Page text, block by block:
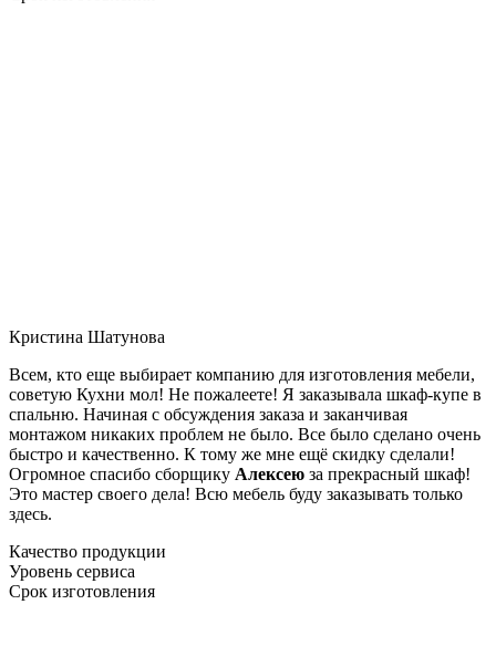
Кристина Шатунова
Всем, кто еще выбирает компанию для изготовления мебели,
советую Кухни мол! Не пожалеете! Я заказывала шкаф-купе в
спальню. Начиная с обсуждения заказа и заканчивая
монтажом никаких проблем не было. Все было сделано очень
быстро и качественно. К тому же мне ещё скидку сделали!
Огромное спасибо сборщику Алексею за прекрасный шкаф!
Это мастер своего дела! Всю мебель буду заказывать только
здесь.
Качество продукции
Уровень сервиса
Срок изготовления